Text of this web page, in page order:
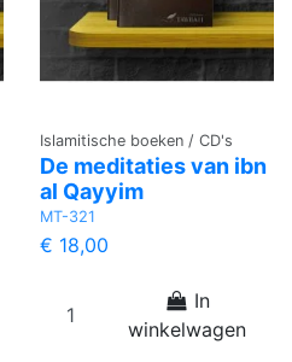
Islamitische boeken / CD's
De meditaties van ibn
al Qayyim
MT-321
€ 18,00
In
winkelwagen